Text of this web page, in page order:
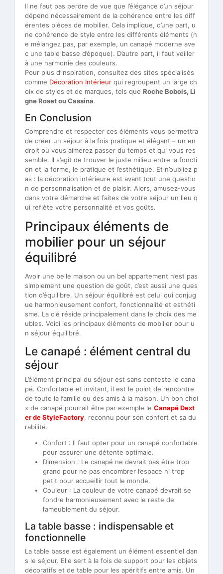
Il ne faut pas perdre de vue que l’élégance d’un séjour
dépend nécessairement de la cohérence entre les diff
érentes pièces de mobilier. Cela implique, d’une part, u
ne cohérence de style entre les différents éléments (n
e mélangez pas, par exemple, un canapé moderne ave
c une table basse d’époque). D’autre part, il faut veiller
à une harmonie des couleurs.
Pour plus d’inspiration, consultez des sites spécialisés
comme Décoration Intérieur qui regroupent un large ch
oix de styles et de marques, tels que Roche Bobois, Li
gne Roset ou Cassina.
En Conclusion
Comprendre et respecter ces éléments vous permettra
de créer un séjour à la fois pratique et élégant – un en
droit où vous aimerez passer du temps et qui vous res
semble. Il s’agit de trouver le juste milieu entre la foncti
on et la forme, le pratique et l’esthétique. Et n’oubliez p
as : la décoration intérieure est avant tout une questio
n de personnalisation et de plaisir. Alors, amusez-vous
dans votre démarche et faites de votre séjour un lieu q
ui reflète votre personnalité et vos goûts.
Principaux éléments de
mobilier pour un séjour
équilibré
Avoir une belle maison ou un bel appartement n’est pas
simplement une question de goût, c’est aussi une ques
tion d’équilibre. Un séjour équilibré est celui qui conjug
ue harmonieusement confort, fonctionnalité et esthéti
sme. La clé réside principalement dans le choix des me
ubles. Voici les principaux éléments de mobilier pour u
n séjour équilibré.
Le canapé : élément central du
séjour
L’élément principal du séjour est sans conteste le cana
pé. Confortable et invitant, il est le point de rencontre
de toute la famille ou des amis à la maison. Un bon choi
x de canapé pourrait être par exemple le Canapé Dext
er de StyleFactory, reconnu pour son confort et sa du
rabilité.
Confort : Il faut opter pour un canapé confortable
pour assurer une détente optimale.
Dimension : Le canapé ne devrait pas être trop
grand pour ne pas encombrer l’espace ni trop
petit pour accueillir tout le monde.
Couleur : La couleur de votre canapé devrait se
fondre harmonieusement avec le reste de
l’ameublement du séjour.
La table basse : indispensable et
fonctionnelle
La table basse est également un élément essentiel dan
s le séjour. Elle sert à la fois de support pour les objets
décoratifs et de table pour les apéritifs entre amis. Un